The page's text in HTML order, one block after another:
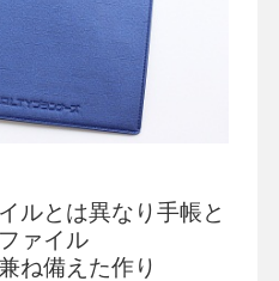
ルとは異なり手帳と
ァイル
ね備えた作り